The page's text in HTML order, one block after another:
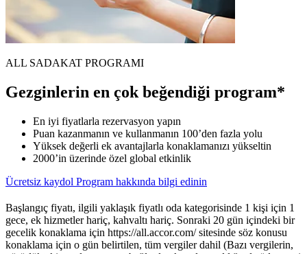
ALL SADAKAT PROGRAMI
Gezginlerin en çok beğendiği program*
En iyi fiyatlarla rezervasyon yapın
Puan kazanmanın ve kullanmanın 100’den fazla yolu
Yüksek değerli ek avantajlarla konaklamanızı yükseltin
2000’in üzerinde özel global etkinlik
Ücretsiz kaydol Program hakkında bilgi edinin
Başlangıç fiyatı, ilgili yaklaşık fiyatlı oda kategorisinde 1 kişi için 1
gece, ek hizmetler hariç, kahvaltı hariç. Sonraki 20 gün içindeki bir
gecelik konaklama için https://all.accor.com/ sitesinde söz konusu
konaklama için o gün belirtilen, tüm vergiler dahil (Bazı vergilerin,